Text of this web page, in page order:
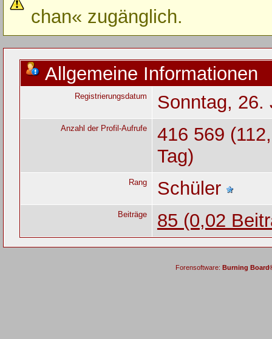
chan« zugänglich.
Allgemeine Informationen
Registrierungsdatum Sonntag, 26.
Anzahl der Profil-Aufrufe
416 569
Tag)
Rang Schüler
Beiträge 85 (0,02
Forensoftware: Burning